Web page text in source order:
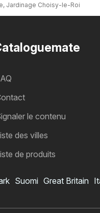
Jardinage Choisy-le-Roi
le contenu
des villes
de produits
Suomi Great Britain